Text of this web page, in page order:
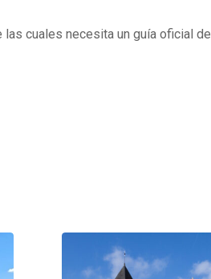
cuales necesita un guía oficial de